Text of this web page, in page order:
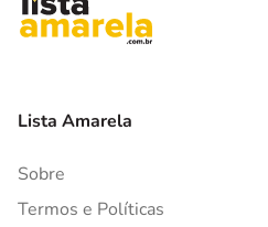
Lista Amarela
Sobre
Termos e Políticas